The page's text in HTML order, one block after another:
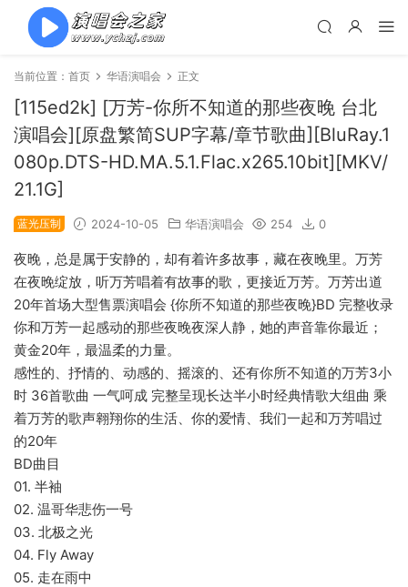
当前位置： 首页 华语演唱会 正文
[115ed2k] [万芳-你所不知道的那些夜晚 台北
演唱会][原盘繁简SUP字幕/章节歌曲][BluRay.1
080p.DTS-HD.MA.5.1.Flac.x265.10bit][MKV/
21.1G]
蓝光压制 2024-10-05 华语演唱会 254 0
夜晚，总是属于安静的，却有着许多故事，藏在夜晚里。万芳
在夜晚绽放，听万芳唱着有故事的歌，更接近万芳。万芳出道
20年首场大型售票演唱会 {你所不知道的那些夜晚}BD 完整收录
你和万芳一起感动的那些夜晚夜深人静，她的声音靠你最近；
黄金20年，最温柔的力量。
感性的、抒情的、动感的、摇滚的、还有你所不知道的万芳3小
时 36首歌曲 一气呵成 完整呈现长达半小时经典情歌大组曲 乘
着万芳的歌声翱翔你的生活、你的爱情、我们一起和万芳唱过
的20年
BD曲目
01. 半袖
02. 温哥华悲伤一号
03. 北极之光
04. Fly Away
05. 走在雨中